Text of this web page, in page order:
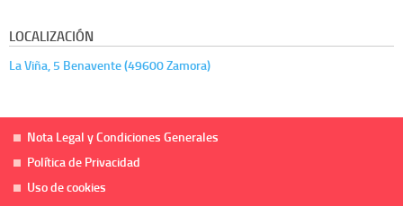
LOCALIZACIÓN
La Viña, 5 Benavente (49600 Zamora)
Nota Legal y Condiciones Generales
Política de Privacidad
Uso de cookies